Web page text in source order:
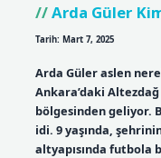
Arda Güler
Tarih: Mart 7, 2025
Arda Güler aslen
Ankara’daki
bölgesinden geliyor.
idi. 9 yaşında,
altyapısında futbola